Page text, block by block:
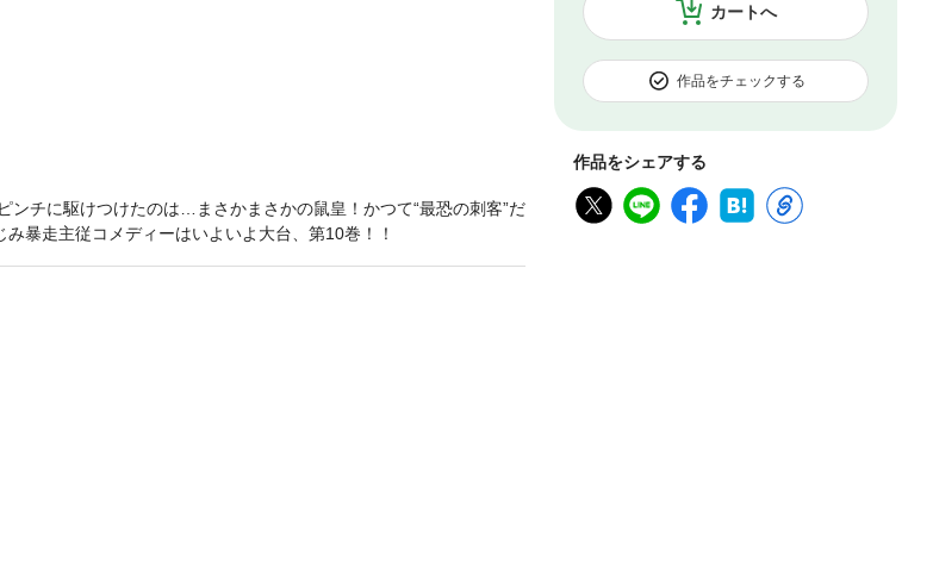
カートへ
作品をチェックする
作品をシェアする
ンチに駆けつけたのは…まさかまさかの鼠皇！かつて“最恐の刺客”だ
暴走主従コメディーはいよいよ大台、第10巻！！